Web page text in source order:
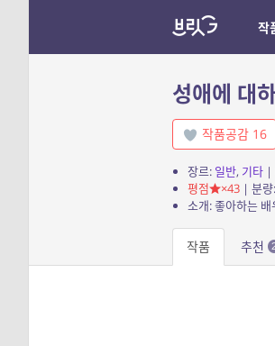
작
성애에 대
작품공감 16
장르: 일반, 기타|
평점
×43| 분량
소개: 좋아하는
작품 추천